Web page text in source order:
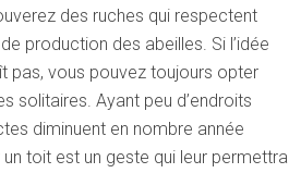
des ruches qui respectent
production des abeilles. Si l’idée
pas, vous pouvez toujours opter
solitaires. Ayant peu d’endroits
diminuent en nombre année
toit est un geste qui leur permettra